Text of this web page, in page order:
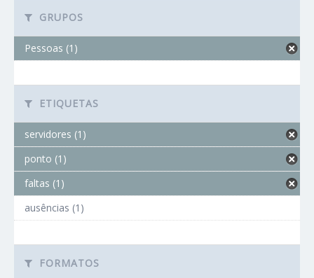
GRUPOS
Pessoas (1)
ETIQUETAS
servidores (1)
ponto (1)
faltas (1)
ausências (1)
FORMATOS